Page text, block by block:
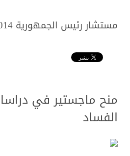
مستشار رئيس الجمهورية 2014.
منح ماجستير في
الفساد